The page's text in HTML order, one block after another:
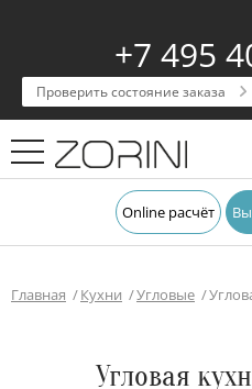
+7 495
Проверить состояние заказа
Online расчёт
Главная Кухни Угловые
Угловая